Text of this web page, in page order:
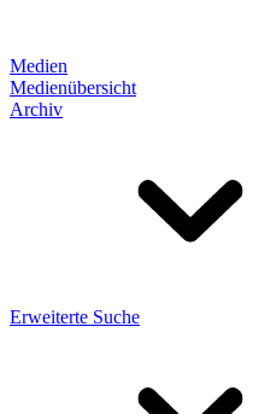
Medien
Medienübersicht
Archiv
Erweiterte Suche